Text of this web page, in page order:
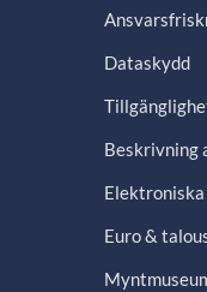
Dataskydd
Beskrivning
Euro &